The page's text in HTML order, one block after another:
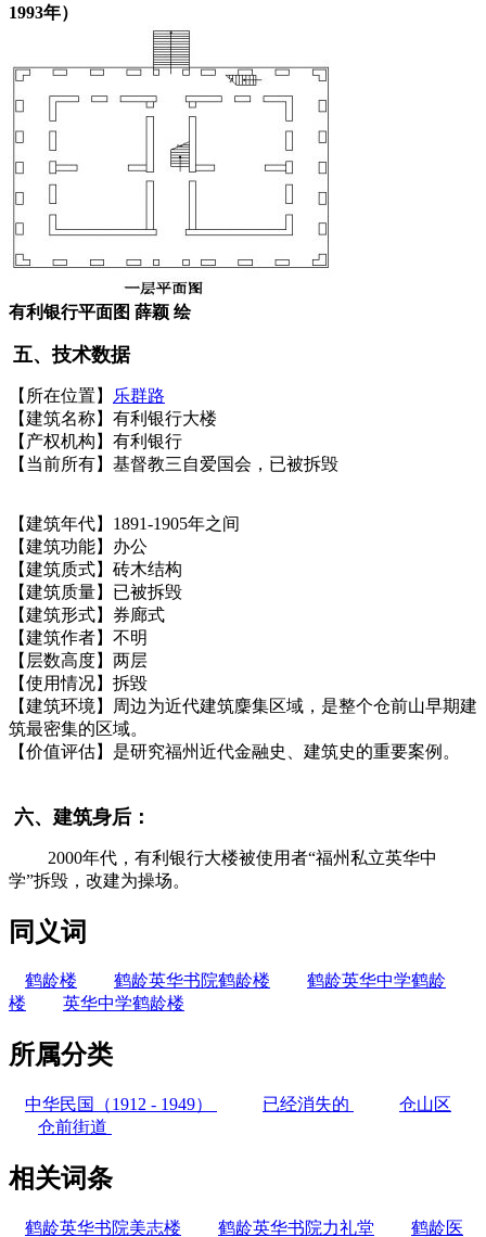
1993年）
有利银行平面图 薛颖 绘
五、技术数据
【所在位置】
乐群路
【建筑名称】有利银行大楼
【产权机构】有利银行
【当前所有】基督教三自爱国会，已被拆毁
【建筑年代】1891-1905年之间
【建筑功能】办公
【建筑质式】砖木结构
【建筑质量】已被拆毁
【建筑形式】券廊式
【建筑作者】不明
【层数高度】两层
【使用情况】拆毀
【建筑环境】周边为近代建筑麇集区域，是整个仓前山早期建
筑最密集的区域。
【价值评估】 是研究福州近代金融史、建筑史的重要案例。
六、建筑身后：
2000年代，有利银行大楼被使用者“福州私立英华中
学”拆毁，改建为操场。
同义词
鹤龄楼 鹤龄英华书院鹤龄楼
鹤龄英华中学鹤龄
楼
英华中学鹤龄楼
所属分类
中华民国（1912 - 1949） 已经消失的
仓山区
仓前街道
相关词条
鹤龄英华书院美志楼 鹤龄英华书院力礼堂 鹤龄医